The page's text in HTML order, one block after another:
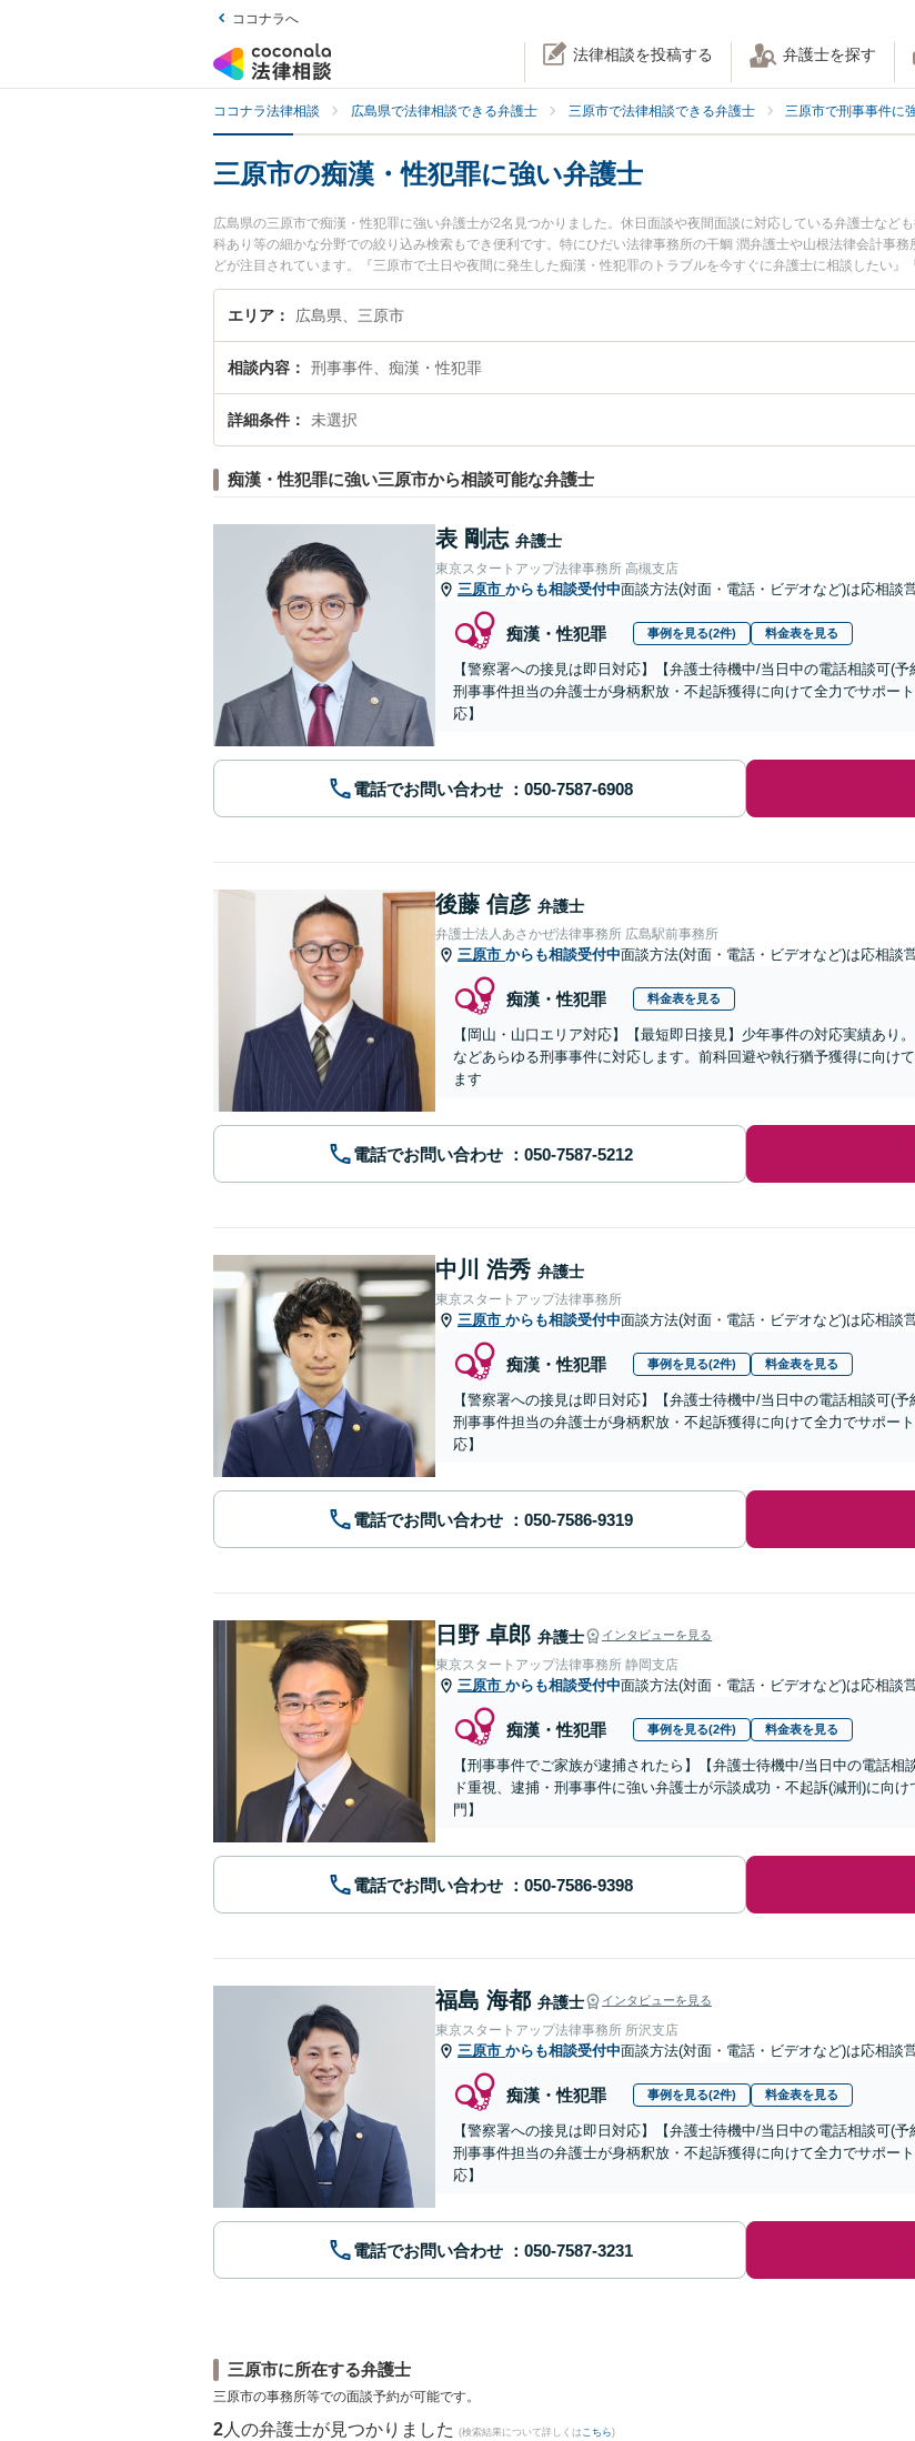
ココナラへ
法律相談を投稿する 弁護士を探す
ココナラ法律相談 広島県で法律相談できる弁護士 三原市で法律相談できる弁護士 三原市で刑事事件に
三原市の痴漢・性犯罪に強い弁護士
広島県の三原市で痴漢・性犯罪に強い弁護士が2名見つかりました。休日面談や夜間面談に対応している弁護士など
科あり等の細かな分野での絞り込み検索もでき便利です。特にひだい法律事務所の干鯛 潤弁護士や山根法律会計事
どが注目されています。『三原市で土日や夜間に発生した痴漢・性犯罪のトラブルを今すぐに弁護士に相談したい
索したい』『初回相談無料で痴漢・性犯罪を法律相談できる三原市内の弁護士に相談予約したい』などでお困りの相
エリア 広島県、三原市
相談内容 刑事事件、痴漢・性犯罪
詳細条件 未選択
痴漢・性犯罪に強い三原市から相談可能な弁護士
表 剛志 弁護士
東京スタートアップ法律事務所 高槻支店
三原市 からも相談受付中面談方法(対面・電話・ビデオなど)は応相談
痴漢・性犯罪 事例を見る(2件) 料金表を見る
【警察署への接見は即日対応】【弁護士待機中/当日中の電話相談可(
刑事事件担当の弁護士が身柄釈放・不起訴獲得に向けて全力でサポー
応】
電話でお問い合わせ
後藤 信彦 弁護士
弁護士法人あさかぜ法律事務所 広島駅前事務所
三原市 からも相談受付中面談方法(対面・電話・ビデオなど)は応相談
痴漢・性犯罪 料金表を見る
【岡山・山口エリア対応】【最短即日接見】少年事件の対応実績あり
などあらゆる刑事事件に対応します。前科回避や執行猶予獲得に向け
ます
電話でお問い合わせ
中川 浩秀 弁護士
東京スタートアップ法律事務所
三原市 からも相談受付中面談方法(対面・電話・ビデオなど)は応相談
痴漢・性犯罪 事例を見る(2件) 料金表を見る
【警察署への接見は即日対応】【弁護士待機中/当日中の電話相談可(
刑事事件担当の弁護士が身柄釈放・不起訴獲得に向けて全力でサポー
応】
電話でお問い合わせ
日野 卓郎 弁護士 インタビューを見る
東京スタートアップ法律事務所 静岡支店
三原市 からも相談受付中面談方法(対面・電話・ビデオなど)は応相談
痴漢・性犯罪 事例を見る(2件) 料金表を見る
【刑事事件でご家族が逮捕されたら】【弁護士待機中/当日中の電話
ド重視、逮捕・刑事事件に強い弁護士が示談成功・不起訴(減刑)に向
門】
電話でお問い合わせ
福島 海都 弁護士 インタビューを見る
東京スタートアップ法律事務所 所沢支店
三原市 からも相談受付中面談方法(対面・電話・ビデオなど)は応相談
痴漢・性犯罪 事例を見る(2件) 料金表を見る
【警察署への接見は即日対応】【弁護士待機中/当日中の電話相談可(
刑事事件担当の弁護士が身柄釈放・不起訴獲得に向けて全力でサポー
応】
電話でお問い合わせ
三原市に所在する弁護士
三原市の事務所等での面談予約が可能です。
2 人の弁護士が見つかりました (検索結果について詳しくは こちら)